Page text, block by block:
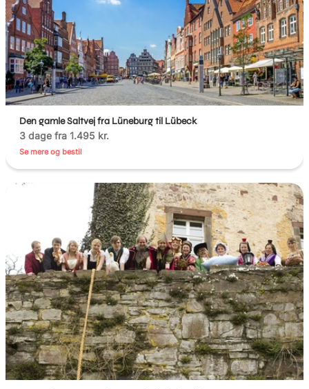
Den gamle Saltvej fra Lüneburg til Lübeck
3 dage fra 1.495 kr.
Se mere og bestil